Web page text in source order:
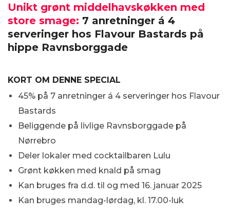
Unikt grønt middelhavskøkken med
store smage: 7 anretninger á 4
serveringer hos Flavour Bastards på
hippe Ravnsborggade
KORT OM DENNE SPECIAL
45% på 7 anretninger á 4 serveringer hos Flavour
Bastards
Beliggende på livlige Ravnsborggade på
Nørrebro
Deler lokaler med cocktailbaren Lulu
Grønt køkken med knald på smag
Kan bruges fra d.d. til og med 16. januar 2025
Kan bruges mandag-lørdag, kl. 17.00-luk